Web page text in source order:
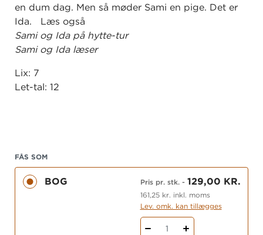
en dum dag. Men så møder Sami en pige. Det er
Ida. Læs også
Sami og Ida på hytte-tur
Sami og Ida læser
Lix: 7
Let-tal: 12
FÅS SOM
BOG Pris pr. stk.- 129,00 KR.
161,25 kr. inkl. moms
Lev. omk. kan tillægges
1